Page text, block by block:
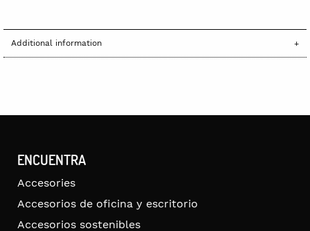
Additional information
ENCUENTRA
Accesories
Accesorios de oficina y escritorio
Accesorios sostenibles